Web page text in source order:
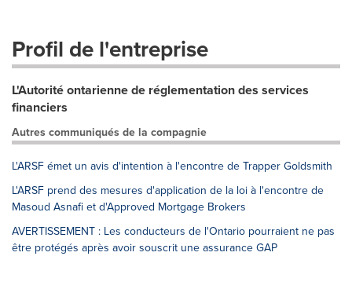
Profil de l'entreprise
L'Autorité ontarienne de réglementation des services
financiers
Autres communiqués de la compagnie
L'ARSF émet un avis d'intention à l'encontre de Trapper Goldsmith
L'ARSF prend des mesures d'application de la loi à l'encontre de
Masoud Asnafi et d'Approved Mortgage Brokers
AVERTISSEMENT : Les conducteurs de l'Ontario pourraient ne pas
être protégés après avoir souscrit une assurance GAP